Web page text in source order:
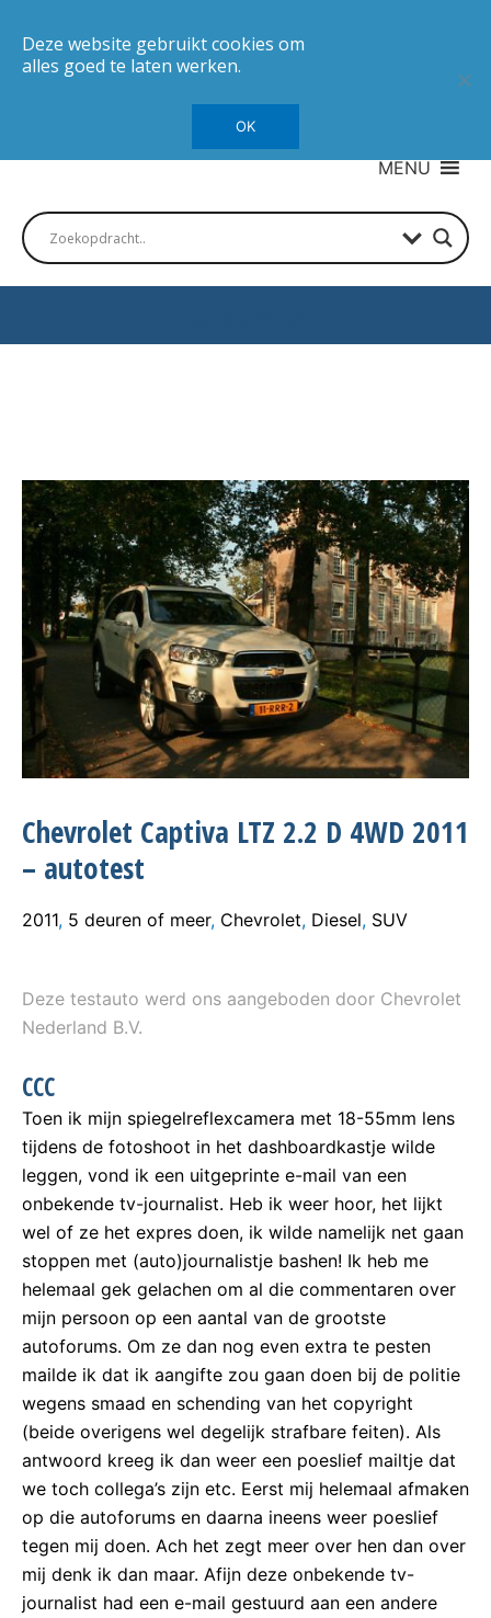
MENU
Chevrolet Captiva LTZ 2.2 D 4WD 2011
– autotest
2011, 5 deuren of meer, Chevrolet, Diesel, SUV
Deze testauto werd ons aangeboden door Chevrolet
Nederland B.V.
CCC
Toen ik mijn spiegelreflexcamera met 18-55mm lens
tijdens de fotoshoot in het dashboardkastje wilde
leggen, vond ik een uitgeprinte e-mail van een
onbekende tv-journalist. Heb ik weer hoor, het lijkt
wel of ze het expres doen, ik wilde namelijk net gaan
stoppen met (auto)journalistje bashen! Ik heb me
helemaal gek gelachen om al die commentaren over
mijn persoon op een aantal van de grootste
autoforums. Om ze dan nog even extra te pesten
mailde ik dat ik aangifte zou gaan doen bij de politie
wegens smaad en schending van het copyright
(beide overigens wel degelijk strafbare feiten). Als
antwoord kreeg ik dan weer een poeslief mailtje dat
we toch collega’s zijn etc. Eerst mij helemaal afmaken
op die autoforums en daarna ineens weer poeslief
tegen mij doen. Ach het zegt meer over hen dan over
mij denk ik dan maar. Afijn deze onbekende tv-
journalist had een e-mail gestuurd aan een andere
Deze website gebruikt cookies om
alles goed te laten werken.
OK